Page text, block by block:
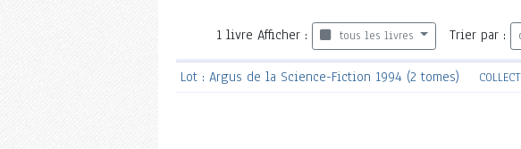
1livre Afficher : tous les livres Trier par :
Lot : Argus de la Science-Fiction 1994 (2 tomes)